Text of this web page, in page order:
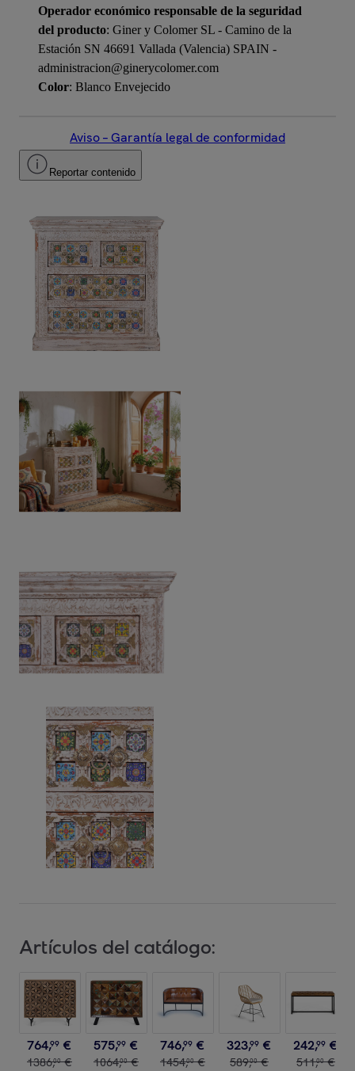
Operador económico responsable de la seguridad
del producto: Giner y Colomer SL - Camino de la
Estación SN 46691 Vallada (Valencia) SPAIN -
administracion@ginerycolomer.com
Color: Blanco Envejecido
Aviso – Garantía legal de conformidad
Reportar contenido
Artículos del catálogo:
764,99 €
1386,00 €
575,99 €
1064,00 €
746,99 €
1454,00 €
323,99 €
589,00 €
242,99 €
511,00 €